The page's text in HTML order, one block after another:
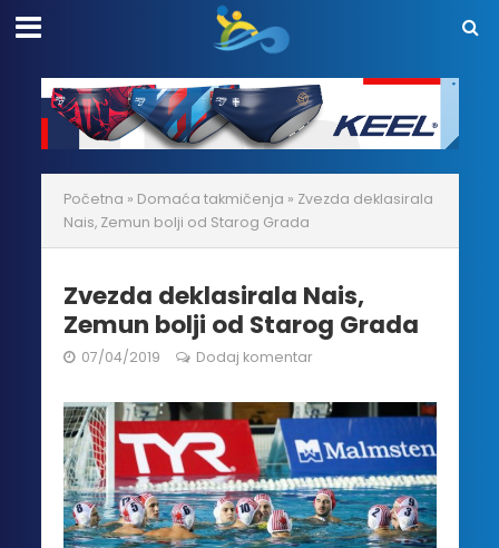
Početna » Domaća takmičenja » Zvezda deklasirala
Nais, Zemun bolji od Starog Grada
Zvezda deklasirala Nais,
Zemun bolji od Starog Grada
07/04/2019 Dodaj komentar